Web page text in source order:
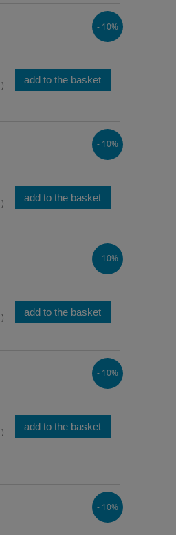
) add to the basket
- 10%
) add to the basket
- 10%
) add to the basket
- 10%
) add to the basket
- 10%
- 10%